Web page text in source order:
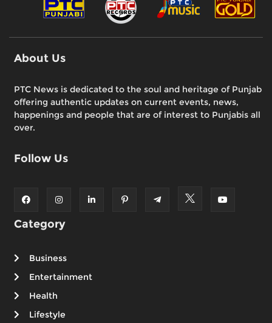
About Us
PTC News is dedicated to the soul and heritage of Punjab
offering authentic updates on current events, news,
happenings and people that are of interest to Punjabis all
over.
Follow Us
Category
Business
Entertainment
Health
Lifestyle